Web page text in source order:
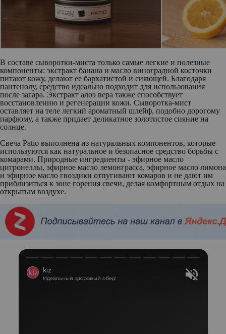
В составе сыворотки-миста только самые легкие и полезные
компоненты: экстракт банана и масло виноградной косточки
питают кожу, делают ее бархатистой и сияющей. Благодаря
пантенолу, средство идеально подходит для использования
после загара. Экстракт алоэ вера также способствует
восстановлению и регенерации кожи. Сыворотка-мист
оставляет на теле легкий ароматный шлейф, подобно дорогому
парфюму, а также придает деликатное золотистое сияние на
солнце.
Свеча Patio выполнена из натуральных компонентов, которые
используются как натуральное и безопасное средство борьбы с
комарами. Природные ингредиенты - эфирное масло
цитронеллы, эфирное масло лемонграсса, эфирное масло лимона
и эфирное масло гвоздики отпугивают комаров и не дают им
приблизиться к зоне горения свечи, делая комфортным отдых на
открытым воздухе.